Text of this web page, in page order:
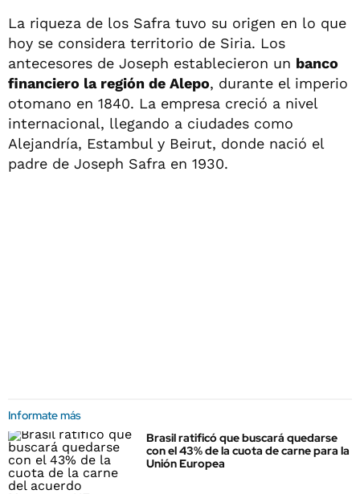
La riqueza de los Safra tuvo su origen en lo que
hoy se considera territorio de Siria. Los
antecesores de Joseph establecieron un banco
financiero la región de Alepo, durante el imperio
otomano en 1840. La empresa creció a nivel
internacional, llegando a ciudades como
Alejandría, Estambul y Beirut, donde nació el
padre de Joseph Safra en 1930.
Informate más
Brasil ratificó que buscará quedarse
con el 43% de la cuota de carne para la
Unión Europea